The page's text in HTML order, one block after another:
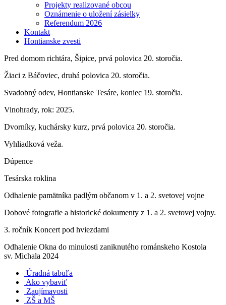
Projekty realizované obcou
Oznámenie o uložení zásielky
Referendum 2026
Kontakt
Hontianske zvesti
Pred domom richtára, Šipice, prvá polovica 20. storočia.
Žiaci z Báčoviec, druhá polovica 20. storočia.
Svadobný odev, Hontianske Tesáre, koniec 19. storočia.
Vinohrady, rok: 2025.
Dvorníky, kuchársky kurz, prvá polovica 20. storočia.
Vyhliadková veža.
Dúpence
Tesárska roklina
Odhalenie pamätníka padlým občanom v 1. a 2. svetovej vojne
Dobové fotografie a historické dokumenty z 1. a 2. svetovej vojny.
3. ročník Koncert pod hviezdami
Odhalenie Okna do minulosti zaniknutého románskeho Kostola
sv. Michala 2024
Úradná tabuľa
Ako vybaviť
Zaujímavosti
ZŠ a MŠ